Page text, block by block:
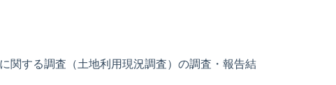
関する調査（土地利用現況調査）の調査・報告結